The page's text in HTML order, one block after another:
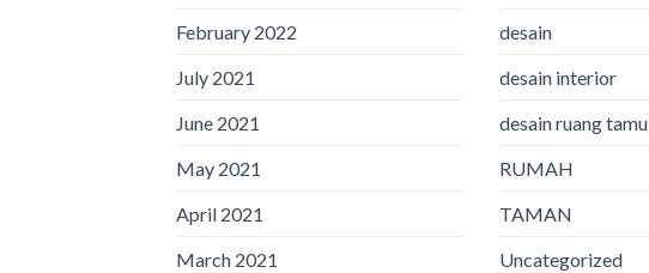
February 2022
July 2021
June 2021
May 2021
April 2021
March 2021
desain
desain interior
desain ruang tamu
RUMAH
TAMAN
Uncategorized